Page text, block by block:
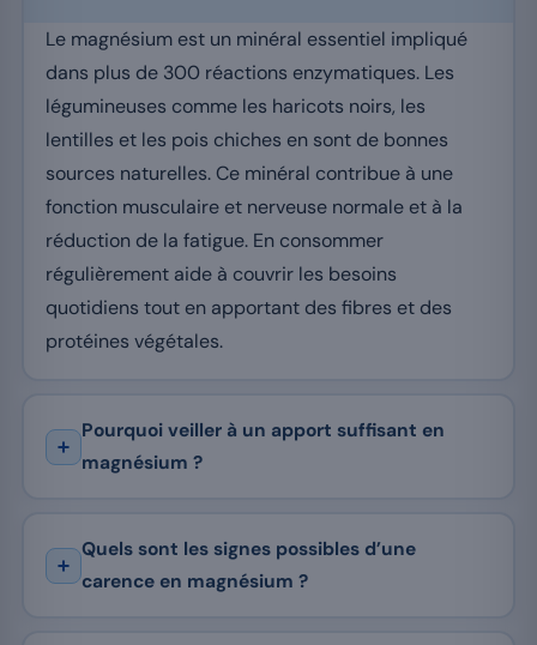
Le magnésium est un minéral essentiel impliqué
dans plus de 300 réactions enzymatiques. Les
légumineuses comme les haricots noirs, les
lentilles et les pois chiches en sont de bonnes
sources naturelles. Ce minéral contribue à une
fonction musculaire et nerveuse normale et à la
réduction de la fatigue. En consommer
régulièrement aide à couvrir les besoins
quotidiens tout en apportant des fibres et des
protéines végétales.
Pourquoi veiller à un apport suffisant en
magnésium ?
Quels sont les signes possibles d’une
carence en magnésium ?